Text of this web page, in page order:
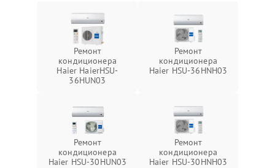
Ремонт
кондиционера
Haier HaierHSU-
36HUN03
Ремонт
кондиционера
Haier HSU-36HNH03
Ремонт
кондиционера
Haier HSU-30HUN03
Ремонт
кондиционера
Haier HSU-30HNH03